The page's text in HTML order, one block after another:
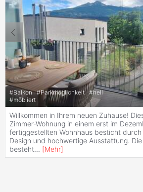
#Balkon #Parkmöglichkeit #hell
#möbliert
Willkommen in Ihrem neuen Zuhause!
Zimmer-Wohnung in einem erst im
fertiggestellten Wohnhaus besticht
Design und hochwertige Ausstattung.
besteht... [Mehr]